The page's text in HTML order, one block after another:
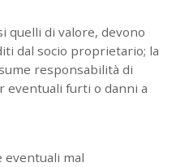
quelli di valore, devono
dal socio proprietario; la
responsabilità di
eventuali furti o danni a
eventuali mal